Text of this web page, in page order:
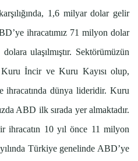
1,6 milyar dolar gelir
ihracatımız 71 milyon dolar
ulaşılmıştır. Sektörümüzün
İncir ve Kuru Kayısı olup,
dünya lideridir. Kuru
ABD ilk sırada yer almaktadır.
ihracatın 10 yıl önce 11 milyon
Türkiye genelinde ABD’ye